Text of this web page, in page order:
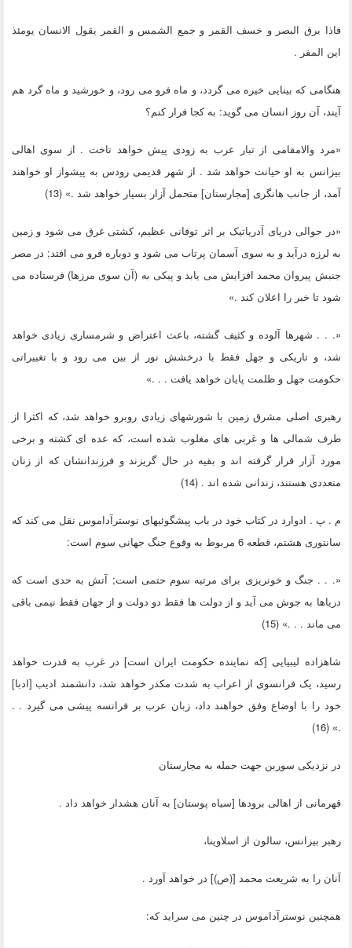
فاذا برق البصر و خسف القمر و جمع الشمس و القمر یقول الانسان یومئذ
این المفر .
هنگامی که بینایی خیره می گردد، و ماه فرو می رود، و خورشید و ماه گرد هم
آیند، آن روز انسان می گوید: به کجا فرار کنم؟
«مرد والامقامی از تبار عرب به زودی پیش خواهد تاخت . از سوی اهالی
بیزانس به او خیانت خواهد شد . از شهر قدیمی رودس به پیشواز او خواهند
آمد، از جانب هانگری [مجارستان] متحمل آزار بسیار خواهد شد .» (13)
«در حوالی دریای آدریاتیک بر اثر توفانی عظیم، کشتی غرق می شود و زمین
به لرزه درآید و به سوی آسمان پرتاب می شود و دوباره فرو می افتد; در مصر
جنبش پیروان محمد افزایش می یابد و پیکی به (آن سوی مرزها) فرستاده می
شود تا خبر را اعلان کند .»
«. . . شهرها آلوده و کثیف گشته، باعث اعتراض و شرمساری زیادی خواهد
شد، و تاریکی و جهل فقط با درخشش نور از بین می رود و با تغییراتی
حکومت جهل و ظلمت پایان خواهد یافت . . .»
رهبری اصلی مشرق زمین با شورشهای زیادی روبرو خواهد شد، که اکثرا از
طرف شمالی ها و غربی های مغلوب شده است، که عده ای کشته و برخی
مورد آزار قرار گرفته اند و بقیه در حال گریزند و فرزندانشان که از زنان
متعددی هستند، زندانی شده اند . (14)
م . پ . ادوارد در کتاب خود در باب پیشگوئیهای نوسترآداموس نقل می کند که
سانتوری هشتم، قطعه 6 مربوط به وقوع جنگ جهانی سوم است:
«. . . جنگ و خونریزی برای مرتبه سوم حتمی است; آتش به حدی است که
دریاها به جوش می آید و از دولت ها فقط دو دولت و از جهان فقط نیمی باقی
می ماند . . .» (15)
شاهزاده لیبیایی [که نماینده حکومت ایران است] در غرب به قدرت خواهد
رسید، یک فرانسوی از اعراب به شدت مکدر خواهد شد، دانشمند ادیب [ادبا]
خود را با اوضاع وفق خواهند داد، زبان عرب بر فرانسه پیشی می گیرد . .
.» (16)
در نزدیکی سوربن جهت حمله به مجارستان
قهرمانی از اهالی برودها [سیاه پوستان] به آنان هشدار خواهد داد .
رهبر بیزانس، سالون از اسلاوینا،
آنان را به شریعت محمد [(ص)] در خواهد آورد .
همچنین نوسترآداموس در چنین می سراید که: